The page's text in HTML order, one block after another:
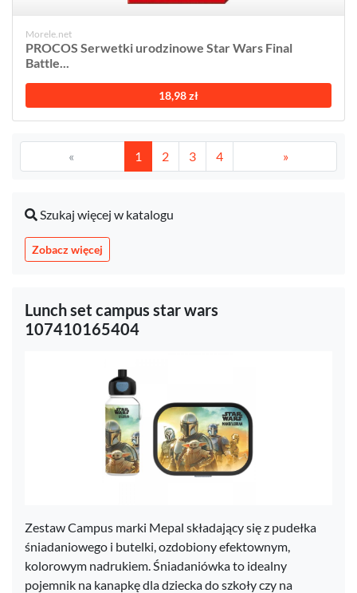
Morele.net
PROCOS Serwetki urodzinowe Star Wars Final
Battle...
18,98 zł
« 1 2 3 4 »
Szukaj więcej w katalogu
Zobacz więcej
Lunch set campus star wars
107410165404
Zestaw Campus marki Mepal składający się z pudełka
śniadaniowego i butelki, ozdobiony efektownym,
kolorowym nadrukiem. Śniadaniówka to idealny
pojemnik na kanapkę dla dziecka do szkoły czy na